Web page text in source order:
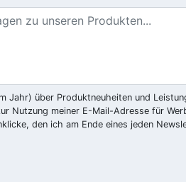
Jahr) über Produktneuheiten und
Nutzung meiner E-Mail-Adresse für
den ich am Ende eines jeden